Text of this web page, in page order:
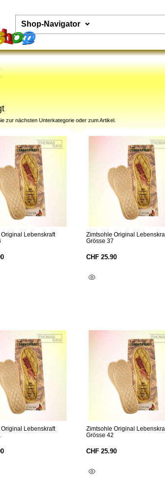
Shop-Navigator
zur nächsten Unterkategorie oder zum Artikel.
Lebenskraft
Zimtsohle Original
Grösse 37
CHF 25.90
Lebenskraft
Zimtsohle Original
Grösse 42
CHF 25.90